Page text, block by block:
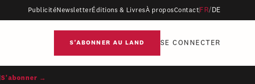
Publicité NewsletterÉditions & LivresÀ proposContact FR/ DE
S'ABONNER AU LAND SE CONNECTER
S'abonner →